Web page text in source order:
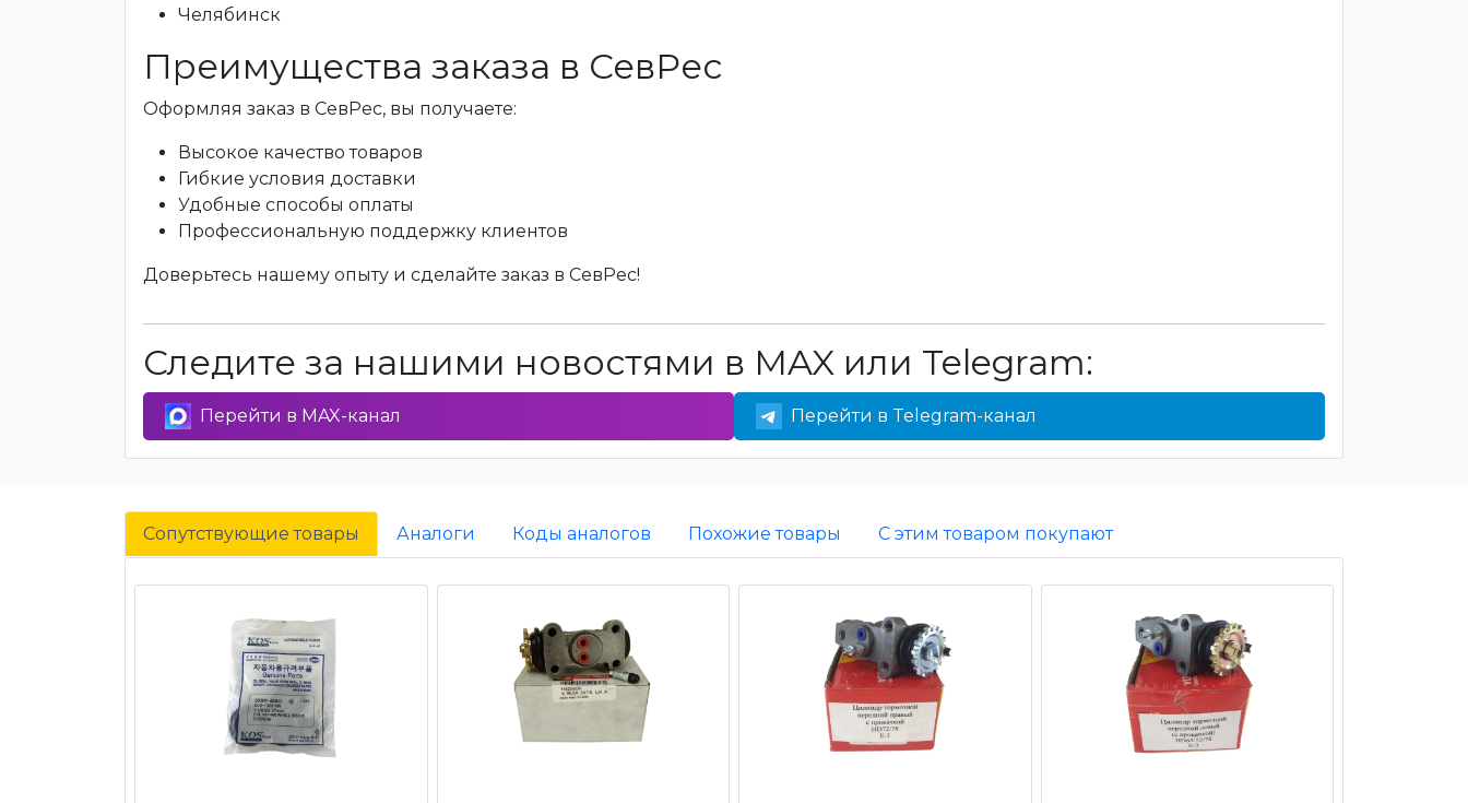
Челябинск
Преимущества заказа в СевРес
Оформляя заказ в СевРес, вы получаете:
Высокое качество товаров
Гибкие условия доставки
Удобные способы оплаты
Профессиональную поддержку клиентов
Доверьтесь нашему опыту и сделайте заказ в СевРес!
Следите за нашими новостями в MAX или Telegram:
Перейти в MAX-канал Перейти в Telegram-канал
Сопутствующие товары Аналоги Коды аналогов Похожие товары С этим товаром покупают